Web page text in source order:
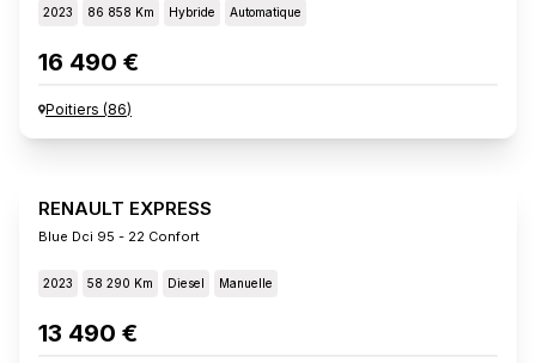
2023 86 858 Km Hybride Automatique
16 490 €
Poitiers (86)
RENAULT EXPRESS
Blue Dci 95 - 22 Confort
2023 58 290 Km Diesel Manuelle
13 490 €